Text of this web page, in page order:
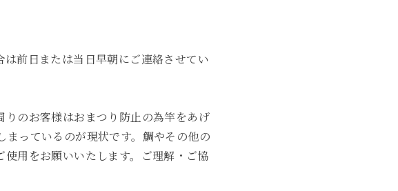
前日または当日早朝にご連絡させてい
りのお客様はおまつり防止の為竿をあげ
っているのが現状です。鯛やその他の
用をお願いいたします。ご理解・ご協
2023年1月
2022年11月
2022年10月